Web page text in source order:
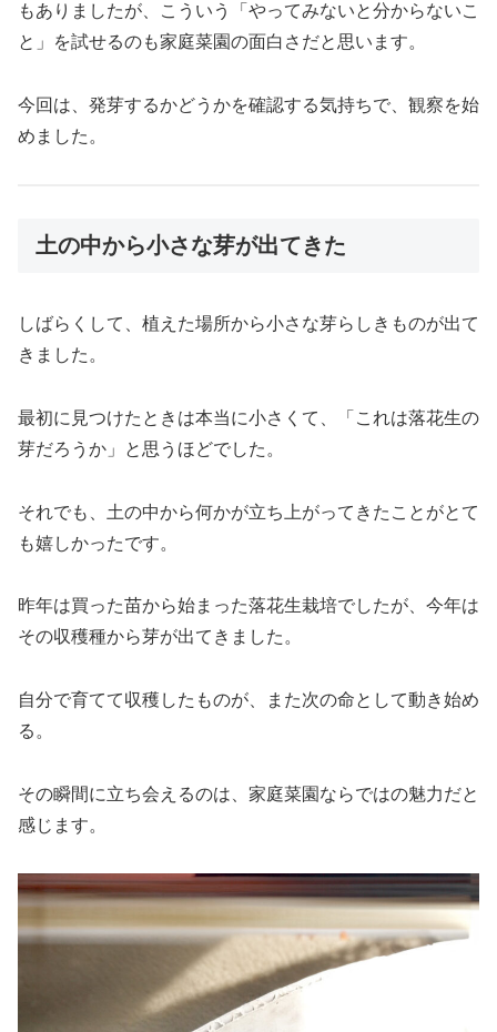
もありましたが、こういう「やってみないと分からないこ
と」を試せるのも家庭菜園の面白さだと思います。
今回は、発芽するかどうかを確認する気持ちで、観察を始
めました。
土の中から小さな芽が出てきた
しばらくして、植えた場所から小さな芽らしきものが出て
きました。
最初に見つけたときは本当に小さくて、「これは落花生の
芽だろうか」と思うほどでした。
それでも、土の中から何かが立ち上がってきたことがとて
も嬉しかったです。
昨年は買った苗から始まった落花生栽培でしたが、今年は
その収穫種から芽が出てきました。
自分で育てて収穫したものが、また次の命として動き始め
る。
その瞬間に立ち会えるのは、家庭菜園ならではの魅力だと
感じます。